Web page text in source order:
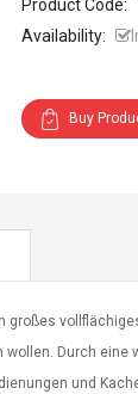
Product Code:
Availability:
Buy
Durch
und